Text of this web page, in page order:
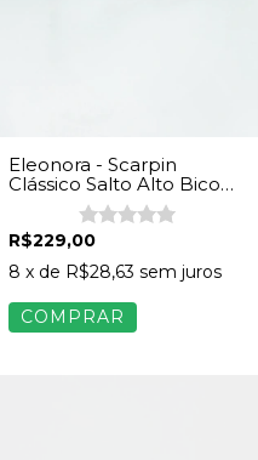
Eleonora - Scarpin
Clássico Salto Alto Bico
Folha Feminino Napa
Marrom
R$229,00
8 x de R$28,63 sem juros
COMPRAR